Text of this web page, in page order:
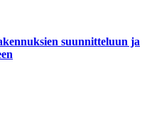
suunnitteluun ja